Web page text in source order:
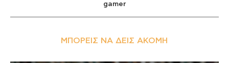
gamer
ΜΠΟΡΕΊΣ ΝΑ ΔΕΙΣ ΑΚΌΜΗ